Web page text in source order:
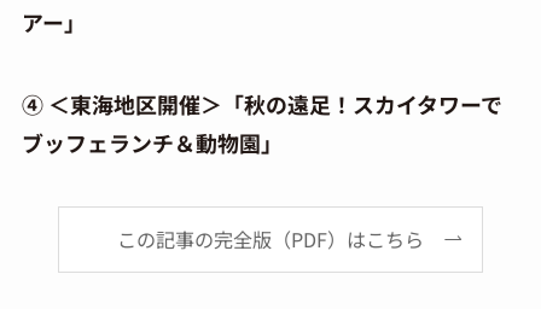
アー」
④ ＜東海地区開催＞「秋の遠足！スカイタワーで
ブッフェランチ＆動物園」
この記事の完全版（PDF）はこちら